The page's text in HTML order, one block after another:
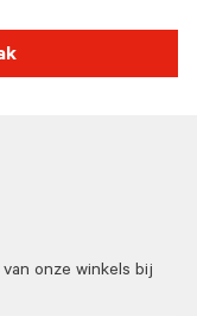
onze winkels bij